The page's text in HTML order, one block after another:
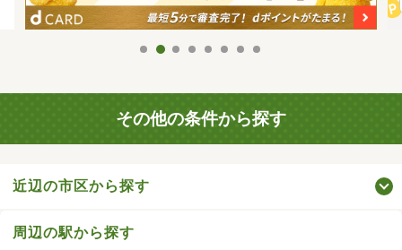
その他の条件から探す
近辺の市区から探す
周辺の駅から探す